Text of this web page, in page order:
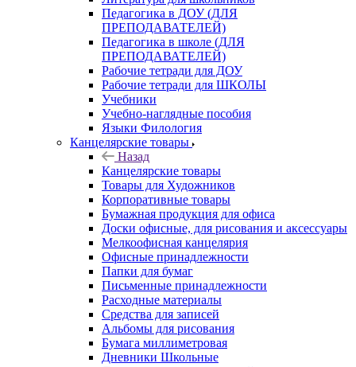
Педагогика в ДОУ (ДЛЯ
ПРЕПОДАВАТЕЛЕЙ)
Педагогика в школе (ДЛЯ
ПРЕПОДАВАТЕЛЕЙ)
Рабочие тетради для ДОУ
Рабочие тетради для ШКОЛЫ
Учебники
Учебно-наглядные пособия
Языки Филология
Канцелярские товары
Назад
Канцелярские товары
Товары для Художников
Корпоративные товары
Бумажная продукция для офиса
Доски офисные, для рисования и аксессуары
Мелкоофисная канцелярия
Офисные принадлежности
Папки для бумаг
Письменные принадлежности
Расходные материалы
Средства для записей
Альбомы для рисования
Бумага миллиметровая
Дневники Школьные